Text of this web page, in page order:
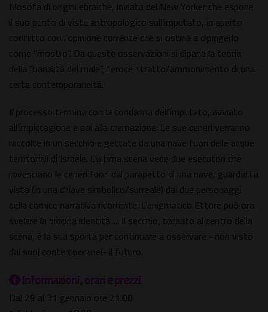
filosofa di origini ebraiche, inviata del New Yorker che espone
il suo punto di vista antropologico sull’imputato, in aperto
conflitto con l’opinione corrente che si ostina a dipingerlo
come “mostro”. Da queste osservazioni si dipana la teoria
della “banalità del male”, feroce ritratto/ammonimento di una
certa contemporaneità.
Il processo termina con la condanna dell’imputato, avviato
all’impiccagione e poi alla cremazione. Le sue ceneri verranno
raccolte in un secchio e gettate da una nave fuori delle acque
territoriali di Israele. L’ultima scena vede due esecutori che
rovesciano le ceneri fuori dal parapetto di una nave, guardati a
vista (in una chiave simbolico/surreale) dai due personaggi
della cornice narrativa ricorrente. L’enigmatico Ettore può ora
svelare la propria identità..... Il secchio, tornato al centro della
scena, è la sua sporta per continuare a osservare –non visto
dai suoi contemporanei- il futuro.
Informazioni, orari e prezzi
Dal 29 al 31 gennaio ore 21.00